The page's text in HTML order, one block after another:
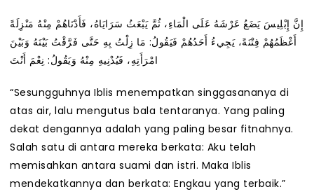
إِنَّ إِبْلِيسَ يَضَعُ عَرْشَهُ عَلَى الْمَاءِ، ثُمَّ يَبْعَثُ سَرَايَاهُ، فَأَدْنَاهُمْ مِنْهُ مَنْزِلَةً
أَعْظَمُهُمْ فِتْنَةً، يَجِيءُ أَحَدُهُمْ فَيَقُولُ: مَا زِلْتُ بِهِ حَتَّى فَرَّقْتُ بَيْنَهُ وَبَيْنَ
امْرَأَتِهِ، فَيُدْنِيهِ مِنْهُ وَيَقُولُ: نِعْمَ أَنْتَ
“Sesungguhnya Iblis menempatkan singgasananya di
atas air, lalu mengutus bala tentaranya. Yang paling
dekat dengannya adalah yang paling besar fitnahnya.
Salah satu di antara mereka berkata: Aku telah
memisahkan antara suami dan istri. Maka Iblis
mendekatkannya dan berkata: Engkau yang terbaik.”